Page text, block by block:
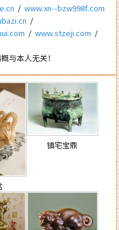
/ www.xn--bzw998f.com
/
/ www.stzeji.com /
与本人无关！
镇宅宝鼎